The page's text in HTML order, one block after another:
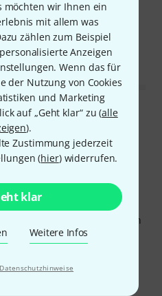
möchten wir Ihnen ein
mit allem was
zählen zum Beispiel
Anzeigen
Wenn das für
der Nutzung von Cookies
und Marketing
auf „Geht klar“ zu (alle
).
Zustimmung jederzeit
(hier) widerrufen.
klar
Weitere Infos
Datenschutzhinweise
MELDEN
etwas pflegebedürftig.
08.02.2019
diesen Diskus für sein
zu schonen. Das klappt auch
ist das Ding sowieso.
unter fließendem
er nicht rutscht. Mein
selbstständig.